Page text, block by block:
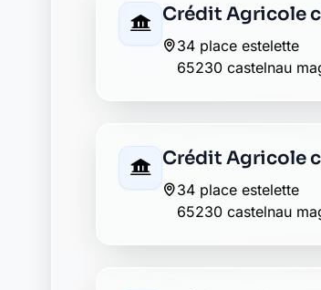
Crédit Agricole
34 place estelette
65230 castelnau
Crédit Agricole
34 place estelette
65230 castelnau